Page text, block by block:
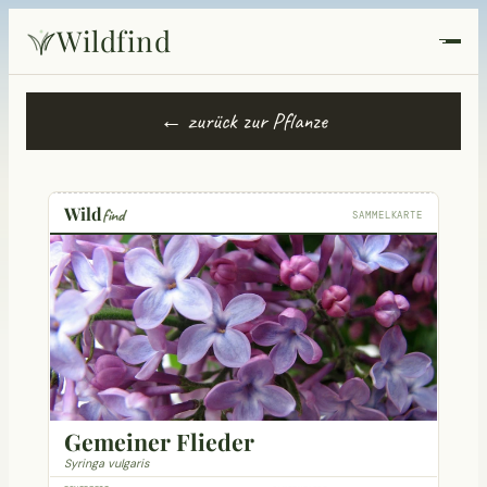
Wildfind
Pflanzen
Rezepte
Heilkunde
Garten
Quiz
Suche
Erntekorb
← zurück zur Pflanze
Wildfind SAMMELKARTE
Gemeiner Flieder
Syringa vulgaris